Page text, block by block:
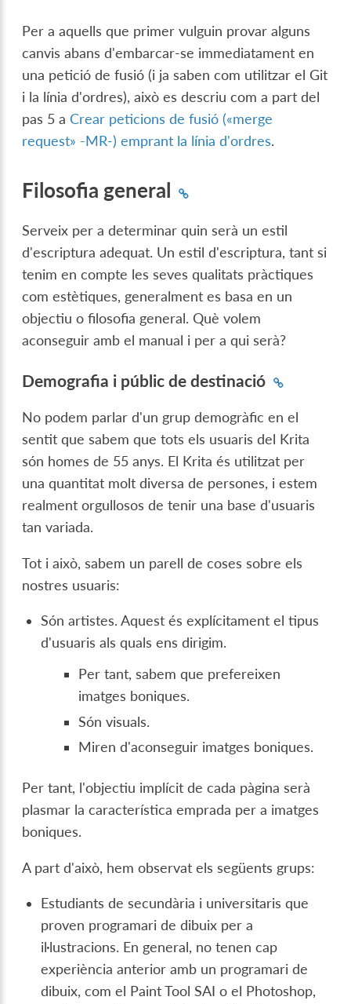
Per a aquells que primer vulguin provar alguns
canvis abans d'embarcar-se immediatament en
una petició de fusió (i ja saben com utilitzar el Git
i la línia d'ordres), això es descriu com a part del
pas 5 aCrear peticions de fusió («merge
request» -MR-) emprant la línia d'ordres.
Filosofia general
Serveix per a determinar quin serà un estil
d'escriptura adequat. Un estil d'escriptura, tant si
tenim en compte les seves qualitats pràctiques
com estètiques, generalment es basa en un
objectiu o filosofia general. Què volem
aconseguir amb el manual i per a qui serà?
Demografia i públic de destinació
No podem parlar d'un grup demogràfic en el
sentit que sabem que tots els usuaris del Krita
són homes de 55 anys. El Krita és utilitzat per
una quantitat molt diversa de persones, i estem
realment orgullosos de tenir una base d'usuaris
tan variada.
Tot i això, sabem un parell de coses sobre els
nostres usuaris:
Són artistes. Aquest és explícitament el tipus
d'usuaris als quals ens dirigim.
Per tant, sabem que prefereixen
imatges boniques.
Són visuals.
Miren d'aconseguir imatges boniques.
Per tant, l'objectiu implícit de cada pàgina serà
plasmar la característica emprada per a imatges
boniques.
A part d'això, hem observat els següents grups:
Estudiants de secundària i universitaris que
proven programari de dibuix per a
il·lustracions. En general, no tenen cap
experiència anterior amb un programari de
dibuix, com el Paint Tool SAI o el Photoshop,